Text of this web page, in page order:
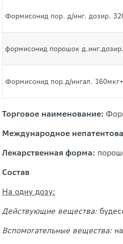
Формисонид пор. д/инг. дозир.
формисонид порошок
Формисонид пор.д/ингал.
Торговое наименование:
Международное
Лекарственная форма:
Состав
На одну дозу:
Действующие вещества:
Вспомогательные вещества: